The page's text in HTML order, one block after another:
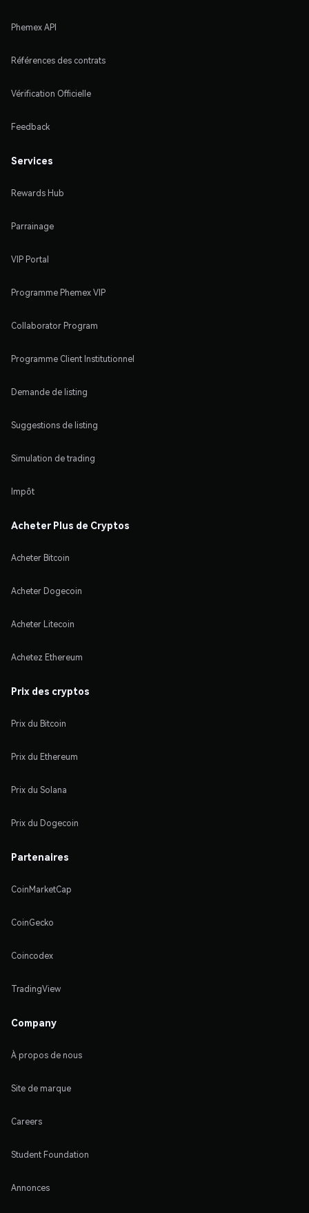
Phemex API
Références des contrats
Vérification Officielle
Feedback
Services
Rewards Hub
Parrainage
VIP Portal
Programme Phemex VIP
Collaborator Program
Programme Client Institutionnel
Demande de listing
Suggestions de listing
Simulation de trading
Impôt
Acheter Plus de Cryptos
Acheter Bitcoin
Acheter Dogecoin
Acheter Litecoin
Achetez Ethereum
Prix des cryptos
Prix du Bitcoin
Prix du Ethereum
Prix du Solana
Prix du Dogecoin
Partenaires
CoinMarketCap
CoinGecko
Coincodex
TradingView
Company
À propos de nous
Site de marque
Careers
Student Foundation
Annonces